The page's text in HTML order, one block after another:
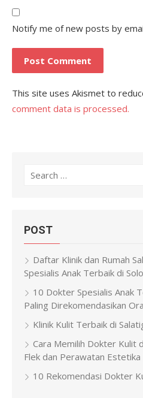
Notify me of new posts by
This site uses Akismet to
comment data is processed.
Search
POST
Daftar Klinik dan Rumah
Spesialis Anak Terbaik di Solo
10 Dokter Spesialis Anak
Paling Direkomendasikan
Klinik Kulit Terbaik di
Cara Memilih Dokter Kulit
Flek dan Perawatan Estetika
10 Rekomendasi Dokter